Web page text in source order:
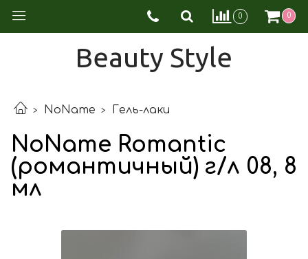
0 0
Beauty Style
NoName Гель-лаки
NoName Romantic
(романтичный) г/л 08, 8
мл